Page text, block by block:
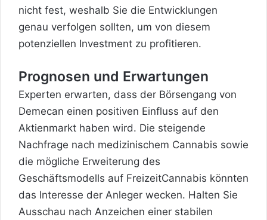
nicht fest, weshalb Sie die Entwicklungen
genau verfolgen sollten, um von diesem
potenziellen Investment zu profitieren.
Prognosen und Erwartungen
Experten erwarten, dass der Börsengang von
Demecan einen positiven Einfluss auf den
Aktienmarkt haben wird. Die steigende
Nachfrage nach medizinischem Cannabis sowie
die mögliche Erweiterung des
Geschäftsmodells auf FreizeitCannabis könnten
das Interesse der Anleger wecken. Halten Sie
Ausschau nach Anzeichen einer stabilen